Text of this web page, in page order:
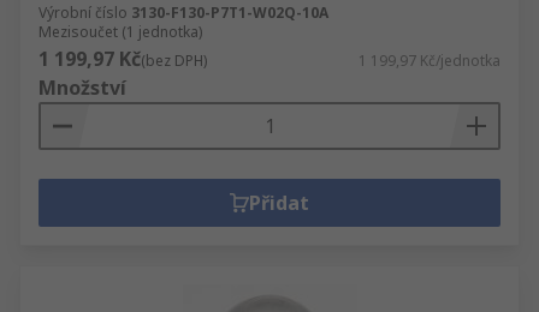
Výrobní číslo 3130-F130-P7T1-W02Q-10A
Mezisoučet (1 jednotka)
1 199,97 Kč(bez DPH) 1 199,97 Kč/jednotka
Množství
Přidat